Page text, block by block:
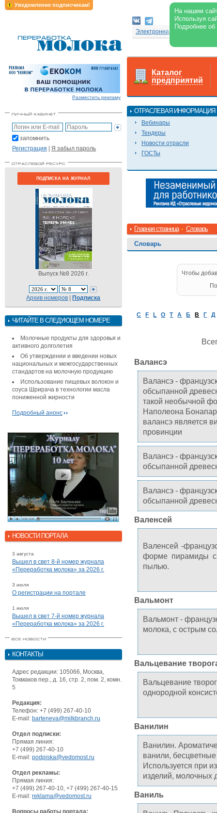
Уведомление подписчикам!
На нашем
Используя
Подробнее
Электронная версия
Разместить рекламу
запомнить
Регистрация | Я забыл пароль
ПОДПИСКА НА ЖУРНАЛ
Выпуск №8 2026 г.
Архив номеров |Подписка
ЧИТАЙТЕ В СЛЕДУЮЩЕМ НОМЕРЕ
Молочные продукты для здоровья и
активного долголетия
Об утверждении и введении новых
национальных и межгосударственных
стандартов на молочную продукцию
Использование пищевых волокон и
соуса Шрирача в технологии масла
пониженной жирности
Подробный анонс
НОВОСТИ ПОРТАЛА
3 августа
Вышел в свет 8-й номер журнала
«Переработка молока» за 2026 г.
3 июля
О регистрации на портале
1 июля
Вышел в свет 7-й номер журнала
«Переработка молока» за 2026 г.
КОНТАКТЫ
Адрес редакции: 105066, Москва,
Токмаков пер., д. 16, стр. 2, пом. 2, комн.
5
Редакция:
Телефон: +7 (499) 267-40-10
E-mail: barteneva@milkbranch.ru
Отдел подписки:
Прямая линия:
+7 (499) 267-40-10
E-mail: podpiska@vedomost.ru
Отдел рекламы:
Прямая линия:
+7 (499) 267-40-10, +7 (499) 267-40-15
E-mail: reklama@vedomost.ru
Вопросы работы портала:
Каталог
предприятий
ОТРАСЛЕВАЯ ИНФОРМАЦИЯ
Вебинары
Тендеры
Новости отрасли
ГОСТы
Главная страница Словарь
Словарь
Чтобы
C F L O T А Б В Г Д
Валансэ
Валансэ -
обсыпанной
такой необычной
Наполеона
валансэ является
провинции
Валансэ -
обсыпанной
Валансэ -
обсыпанной
Валенсей
Валенсей -
форме пирамиды с
пылью.
Вальмонт
Вальмонт -
молока, с острым
Вальцевание
Вальцевание
однородной
Ванилин
Ванилин.
ванили,
Используется при
изделий, молочных
Ваниль